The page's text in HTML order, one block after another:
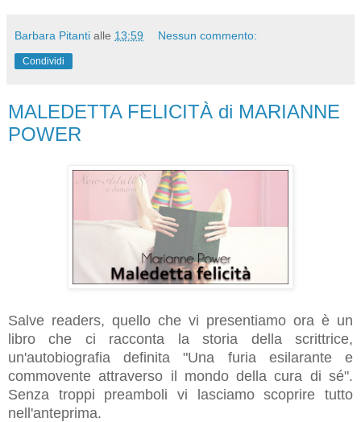
Barbara Pitanti alle 13:59 Nessun commento:
Condividi
MALEDETTA FELICITÀ di MARIANNE
POWER
Salve readers, quello che vi presentiamo ora è un
libro che ci racconta la storia della scrittrice,
un'autobiografiadefinita "Una furia esilarante e
commovente attraverso il mondo della cura di sé".
Senza troppi preamboli vi lasciamo scoprire tutto
nell'anteprima.